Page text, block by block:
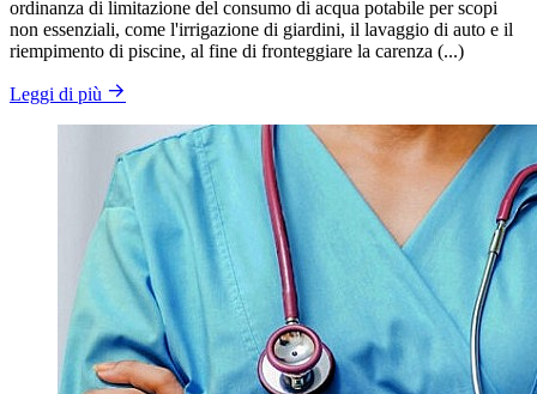
ordinanza di limitazione del consumo di acqua potabile per scopi
non essenziali, come l'irrigazione di giardini, il lavaggio di auto e il
riempimento di piscine, al fine di fronteggiare la carenza (...)
Leggi di più